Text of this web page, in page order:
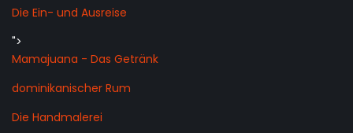
Die Ein- und Ausreise
">
Mamajuana - Das Getränk
dominikanischer Rum
Die Handmalerei